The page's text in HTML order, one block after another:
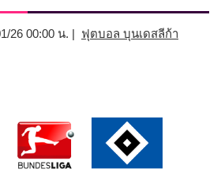
26 00:00 น. | ฟุตบอล บุนเดสลีก้า